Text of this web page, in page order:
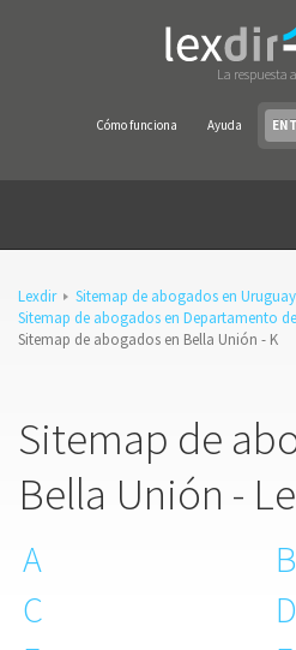
La respuesta
Cómo funciona Ayuda
Lexdir
Sitemap de abogados en
Sitemap de abogados en Departamento
Sitemap de abogados en Bella Unión - K
Sitemap de
Bella Unión -
A
B
C
D